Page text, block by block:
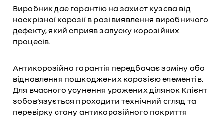
Виробник дає гарантію на захист кузова від
наскрізної корозії в разі виявлення виробничого
дефекту, який сприяв запуску корозійних
процесів.
Антикорозійна гарантія передбачає заміну або
відновлення пошкоджених корозією елементів.
Для вчасного усунення уражених ділянок Клієнт
зобов’язується проходити технічний огляд та
перевірку стану антикорозійного покриття